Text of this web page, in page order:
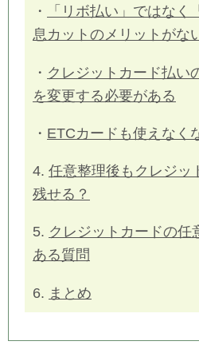
・
「リボ払い」ではなく
息カットのメリットがな
・ クレジットカード払い
を変更する必要がある
・ ETCカードも使えなく
4. 任意整理後もクレジッ
残せる？
5. クレジットカードの任
ある質問
6. まとめ